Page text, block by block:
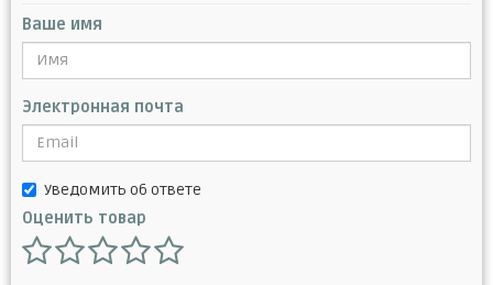
Ваше имя
Электронная почта
Уведомить об ответе
Оценить товар